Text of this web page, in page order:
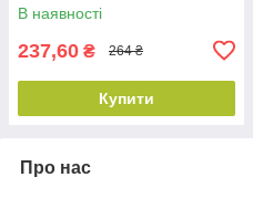
В наявності
237,60 ₴ 264 ₴
Купити
Про нас